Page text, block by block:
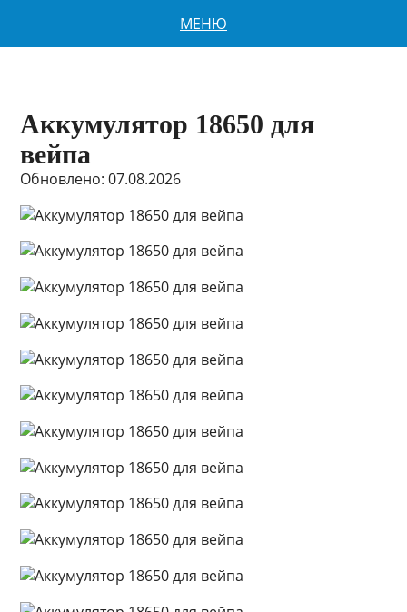
МЕНЮ
Аккумулятор 18650 для
вейпа
Обновлено: 07.08.2026